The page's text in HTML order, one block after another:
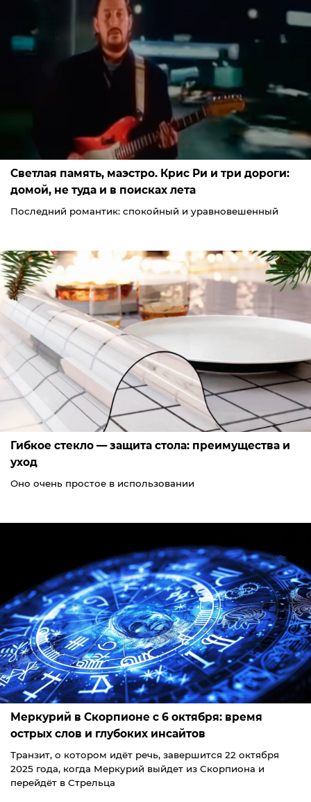
Светлая память, маэстро. Крис Ри и три дороги:
домой, не туда и в поисках лета
Последний романтик: спокойный и уравновешенный
Гибкое стекло — защита стола: преимущества и
уход
Оно очень простое в использовании
Меркурий в Скорпионе с 6 октября: время
острых слов и глубоких инсайтов
Транзит, о котором идёт речь, завершится 22 октября
2025 года, когда Меркурий выйдет из Скорпиона и
перейдёт в Стрельца